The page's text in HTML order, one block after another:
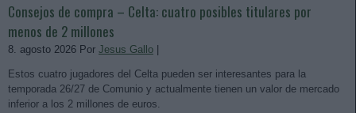
Consejos de compra – Celta: cuatro posibles titulares por
menos de 2 millones
8. agosto 2026 Por Jesus Gallo
Estos cuatro jugadores del Celta pueden ser interesantes para la
temporada 26/27 de Comunio y actualmente tienen un valor de mercado
inferior a los 2 millones de euros.